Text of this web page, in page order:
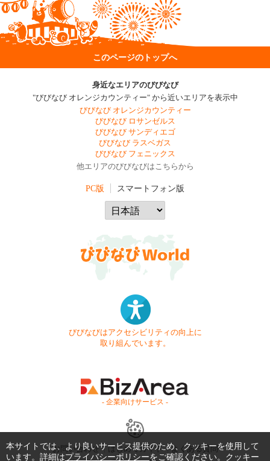
このページのトップへ
身近なエリアのびびなび
"びびなび オレンジカウンティー" から近いエリアを表示中
びびなび オレンジカウンティー
びびなび ロサンゼルス
びびなび サンディエゴ
びびなび ラスベガス
びびなび フェニックス
他エリアのびびなびはこちらから
PC版 スマートフォン版
びびなびはアクセシビリティの向上に
取り組んでいます。
- 企業向けサービス -
お問い合わせ はじめてガイド
よくある質問
本サイトでは、より良いサービス提供のため、クッキーを使用して
います。詳細はプライバシーポリシーをご確認ください。クッキー